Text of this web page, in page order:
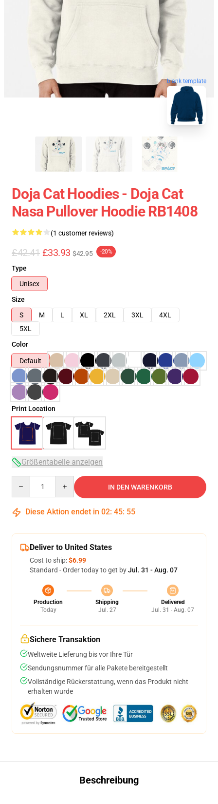
blank template
Doja Cat Hoodies - Doja Cat
Nasa Pullover Hoodie RB1408
(1 customer reviews)
£42.41 £33.93 $42.95 -20%
Type
Unisex
Size
S
M L XL 2XL 3XL
4XL
5XL
Color
Default
Print Location
Größentabelle anzeigen
IN DEN WARENKORB
Diese Aktion endet in 02: 45: 54
Deliver to United States
Cost to ship:$6.99
Standard - Order today to get byJul. 31 - Aug. 07
Production
Today
Shipping
Jul. 27
Delivered
Jul. 31 - Aug. 07
Sichere Transaktion
Weltweite Lieferung bis vor Ihre Tür
Sendungsnummer für alle Pakete bereitgestellt
Vollständige Rückerstattung, wenn das Produkt nicht
erhalten wurde
Beschreibung